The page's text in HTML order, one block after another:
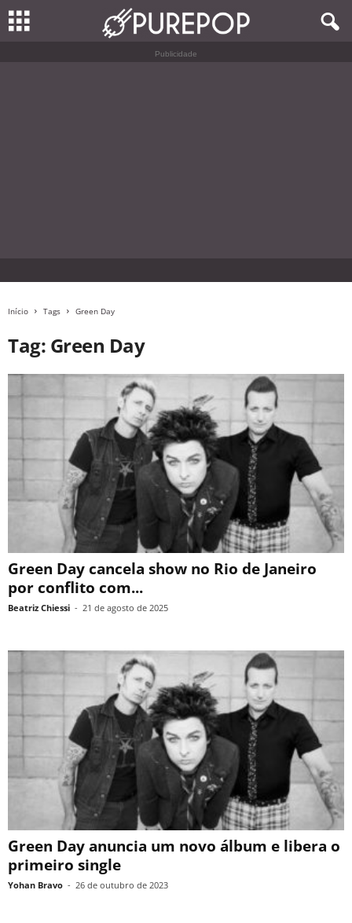
Publicidade
Início Tags Green Day
Tag: Green Day
Green Day cancela show no Rio de Janeiro
por conflito com...
Beatriz Chiessi - 21 de agosto de 2025
Green Day anuncia um novo álbum e libera o
primeiro single
Yohan Bravo - 26 de outubro de 2023